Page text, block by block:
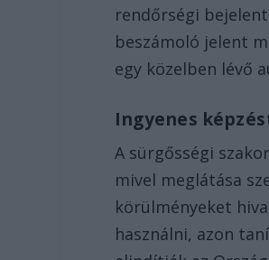
rendőrségi
beszámoló jelent
egy közelben lévő
Ingyenes
A sürgősségi
mivel meglátása
körülményeket
használni, azon